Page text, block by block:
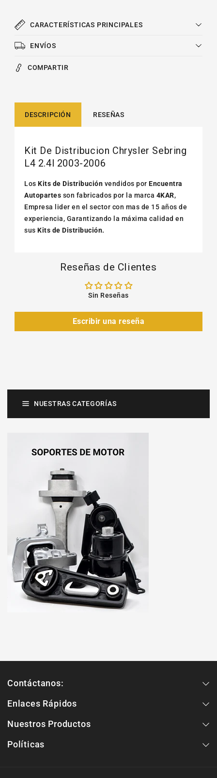
2006
2006
CARACTERÍSTICAS PRINCIPALES
ENVÍOS
COMPARTIR
DESCRIPCIÓN RESEÑAS
Kit De Distribucion Chrysler Sebring
L4 2.4l 2003-2006
Los Kits de Distribución vendidos por Encuentra
Autopartes son fabricados por la marca 4KAR,
Empresa lider en el sector con mas de 15 años de
experiencia, Garantizando la máxima calidad en
sus Kits de Distribución.
Reseñas de Clientes
Sin Reseñas
Escribir una reseña
NUESTRAS CATEGORÍAS
Contáctanos:
Enlaces Rápidos
Nuestros Productos
Políticas